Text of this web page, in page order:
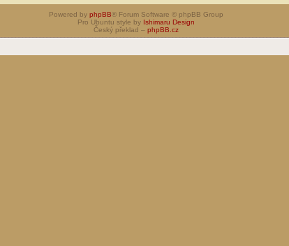
Powered by phpBB® Forum Software © phpBB Group
Pro Ubuntu style by Ishimaru Design
Český překlad – phpBB.cz